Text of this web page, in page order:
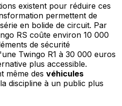
existent pour réduire ces
permettent de
en bolide de circuit. Par
RS coûte environ 10 000
de sécurité
Twingo R1 à 30 000 euros
plus accessible.
même des véhicules
discipline à un public plus